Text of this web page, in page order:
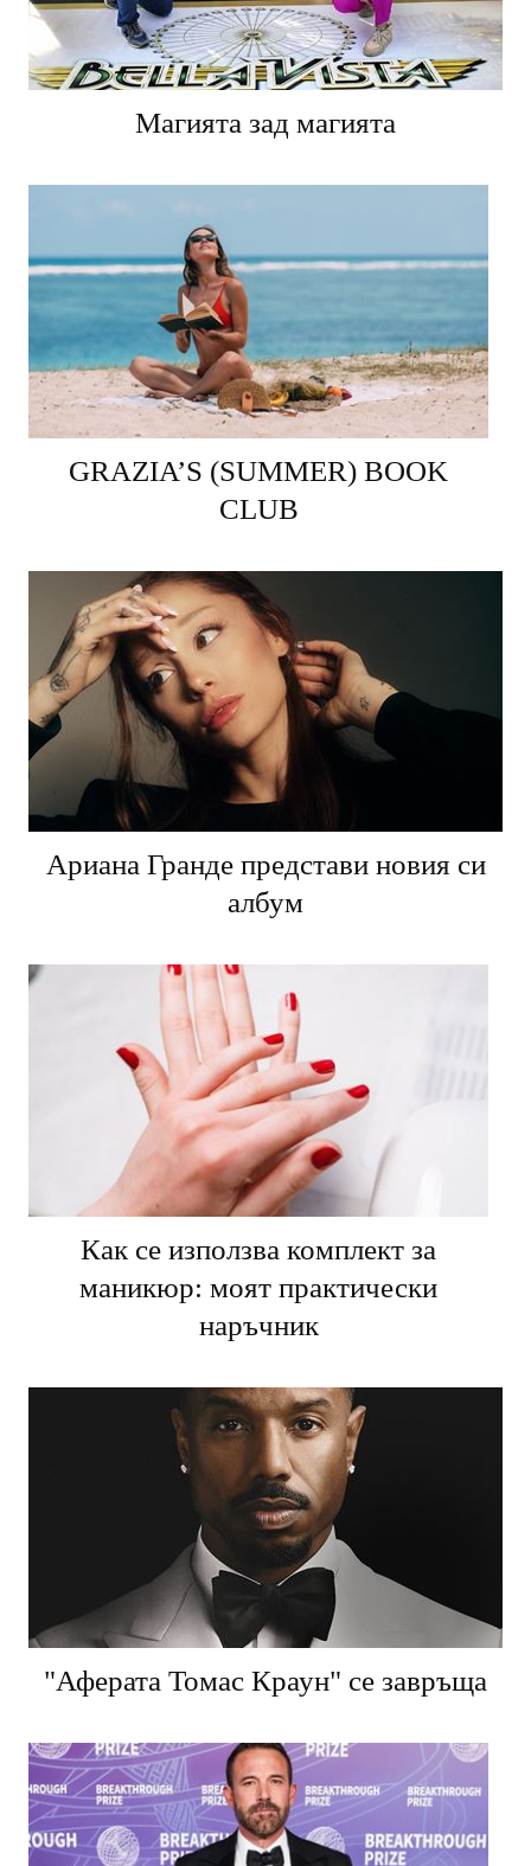
Магията зад магията
GRAZIA’S (SUMMER) BOOK
CLUB
Ариана Гранде представи новия си
албум
Как се използва комплект за
маникюр: моят практически
наръчник
"Аферата Томас Краун" се завръща